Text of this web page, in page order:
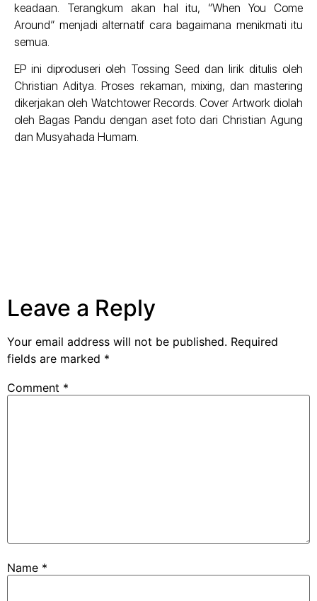
keadaan. Terangkum akan hal itu, “When You Come
Around” menjadi alternatif cara bagaimana menikmati itu
semua.
EP ini diproduseri oleh Tossing Seed dan lirik ditulis oleh
Christian Aditya. Proses rekaman, mixing, dan mastering
dikerjakan oleh Watchtower Records. Cover Artwork diolah
oleh Bagas Pandu dengan aset foto dari Christian Agung
dan Musyahada Humam.
Leave a Reply
Your email address will not be published. Required
fields are marked *
Comment *
Name *